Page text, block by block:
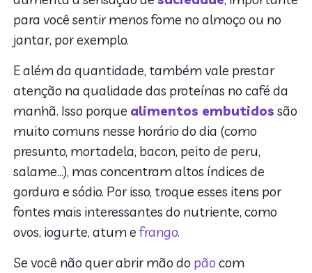
para você sentir menos fome no almoço ou no
jantar, por exemplo.
E além da quantidade, também vale prestar
atenção na qualidade das proteínas no café da
manhã. Isso porque alimentos embutidos são
muito comuns nesse horário do dia (como
presunto, mortadela, bacon, peito de peru,
salame…), mas concentram altos índices de
gordura e sódio. Por isso, troque esses itens por
fontes mais interessantes do nutriente, como
ovos, iogurte, atum efrango.
Se você não quer abrir mão do pão com